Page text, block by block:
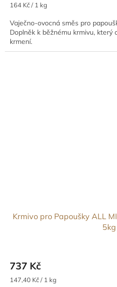
Měrná
164 Kč / 1 kg
Vaječno-ovocná směs pro
Doplněk k běžnému krmivu, který
krmení.
Krmivo pro Papoušky ALL
5kg
737 Kč
Měrná
147,40 Kč / 1 kg